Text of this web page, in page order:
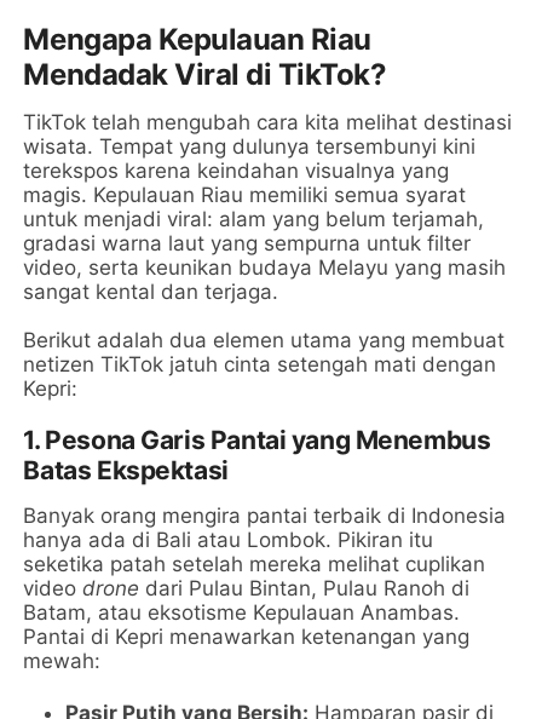
Mengapa Kepulauan Riau
Mendadak Viral di TikTok?
TikTok telah mengubah cara kita melihat destinasi
wisata. Tempat yang dulunya tersembunyi kini
terekspos karena keindahan visualnya yang
magis. Kepulauan Riau memiliki semua syarat
untuk menjadi viral: alam yang belum terjamah,
gradasi warna laut yang sempurna untuk filter
video, serta keunikan budaya Melayu yang masih
sangat kental dan terjaga.
Berikut adalah dua elemen utama yang membuat
netizen TikTok jatuh cinta setengah mati dengan
Kepri:
1. Pesona Garis Pantai yang Menembus
Batas Ekspektasi
Banyak orang mengira pantai terbaik di Indonesia
hanya ada di Bali atau Lombok. Pikiran itu
seketika patah setelah mereka melihat cuplikan
videodrone dari Pulau Bintan, Pulau Ranoh di
Batam, atau eksotisme Kepulauan Anambas.
Pantai di Kepri menawarkan ketenangan yang
mewah:
Pasir Putih yang Bersih: Hamparan pasir di